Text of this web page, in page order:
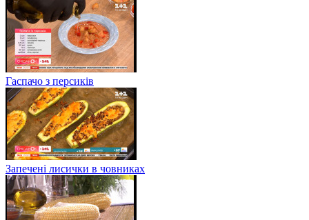
Гаспачо з персиків
Запечені лисички в човниках